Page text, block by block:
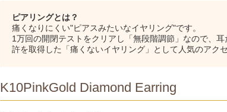
ピアリングとは？
痛くなりにくい"ピアスみたいなイヤリング"です。
1万回の開閉テストをクリアし「無段階調節」なので、
許を取得した「痛くないイヤリング」として人気のアクセ
K10PinkGold Diamond Earring